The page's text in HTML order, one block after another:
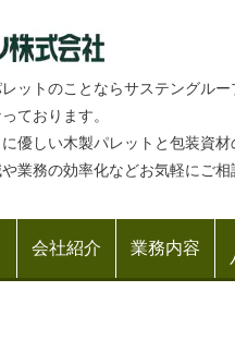
ットのことならサステングル
ております。
優しい木製パレットと包装資
業務の効率化などお気軽にご
会社紹介 業務内容